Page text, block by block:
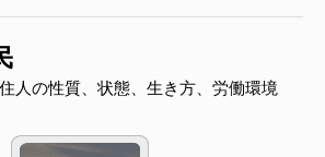
人の性質、状態、生き方、労働環境